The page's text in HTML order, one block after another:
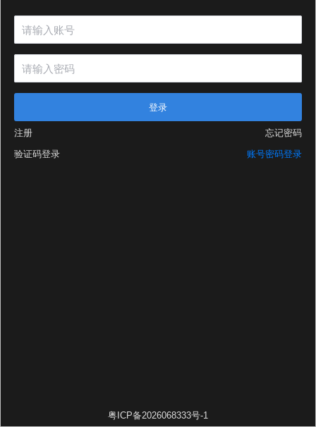
登录
注册
忘记密码
验证码登录
账号密码登录
粤ICP备2026068333号-1